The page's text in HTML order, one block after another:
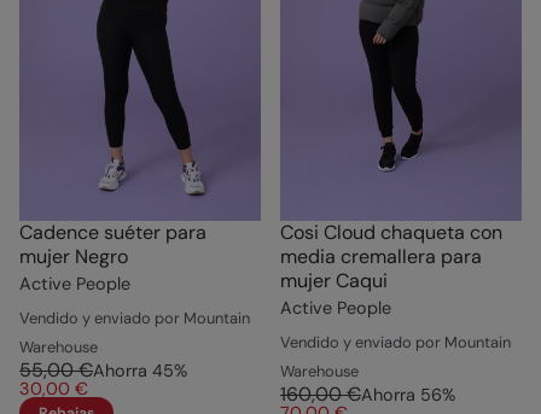
Cadence suéter para
mujer Negro
Active People
Vendido y enviado por Mountain
Warehouse
55,00 €Ahorra 45%
30,00 €
Cosi Cloud chaqueta con
media cremallera para
mujer Caqui
Active People
Vendido y enviado por Mountain
Warehouse
160,00 €Ahorra 56%